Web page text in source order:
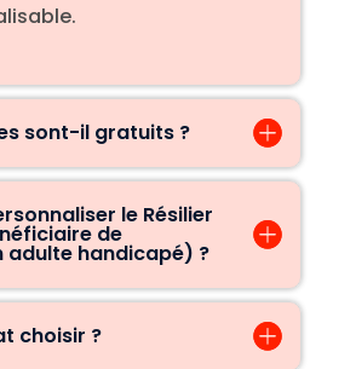
sont-il gratuits ?
le Résilier
de
adulte handicapé) ?
choisir ?